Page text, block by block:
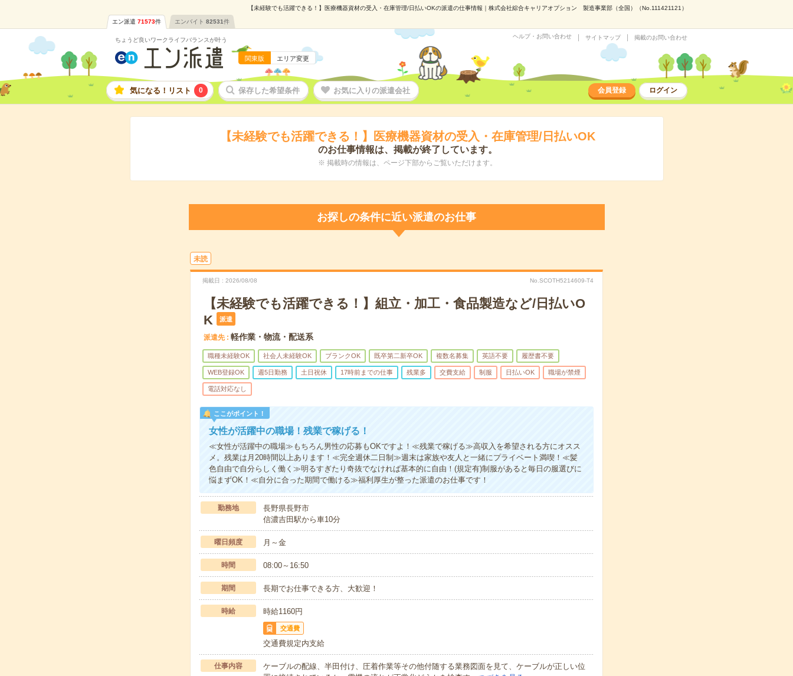
【未経験でも活躍できる！】医療機器資材の受入・在庫管理/日払いOKの派遣の仕事情報｜株式会社綜合キャリアオプション 製造事業部（全国）（No.111421121）
エン派遣 71573件 エンバイト 82531件
ちょうど良いワークライフバランスが叶う
関東版 エリア変更
ヘルプ・お問い合わせ サイトマップ 掲載のお問い合わせ
気になる！リスト 0 保存した希望条件 お気に入りの派遣会社 会員登録 ログイン
【未経験でも活躍できる！】医療機器資材の受入・在庫管理/日払いOK
のお仕事情報は、掲載が終了しています。
※ 掲載時の情報は、ページ下部からご覧いただけます。
お探しの条件に近い派遣のお仕事
未読
掲載日 2026/08/08 No.SCOTH5214609-T4
【未経験でも活躍できる！】組立・加工・食品製造など/日払いO
K
派遣
派遣先 軽作業・物流・配送系
職種未経験OK 社会人未経験OK ブランクOK 既卒第二新卒OK 複数名募集 英語不要 履歴書不要
WEB登録OK 週5日勤務 土日祝休 17時前までの仕事 残業多 交費支給 制服 日払いOK 職場が禁煙
電話対応なし
ここがポイント！
女性が活躍中の職場！残業で稼げる！
≪女性が活躍中の職場≫もちろん男性の応募もOKですよ！≪残業で稼げる≫高収入を希望される方にオスス
メ。残業は月20時間以上あります！≪完全週休二日制≫週末は家族や友人と一緒にプライベート満喫！≪髪
色自由で自分らしく働く≫明るすぎたり奇抜でなければ基本的に自由！(規定有)制服があると毎日の服選びに
悩まずOK！≪自分に合った期間で働ける≫福利厚生が整った派遣のお仕事です！
勤務地
長野県長野市
信濃吉田駅から車10分
曜日頻度 月～金
時間 08:00～16:50
期間 長期でお仕事できる方、大歓迎！
時給 時給1160円
交通費
交通費規定内支給
仕事内容
ケーブルの配線、半田付け、圧着作業等その他付随する業務図面を見て、ケーブルが正しい位